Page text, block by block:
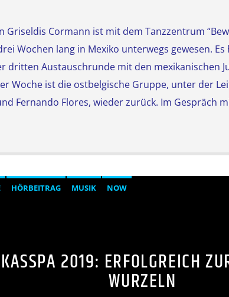
Griseldis Cormann ist mit dem Tanzzentrum
Wochen lang in Mexiko unterwegs gewesen.
dritten Austauschrunde mit den mexikanischen
Woche ist die ostbelgische Gruppe, unter der
Fernando Flores, wieder zurück. Im Gespräch
HÖRBEITRAG MUSIK NOW
2019: ERFOLGREICH
WURZELN